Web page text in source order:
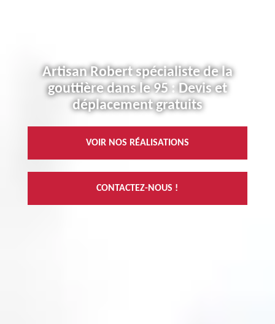
Artisan Robert spécialiste de la
gouttière dans le 95 : Devis et
déplacement gratuits
VOIR NOS RÉALISATIONS
CONTACTEZ-NOUS !